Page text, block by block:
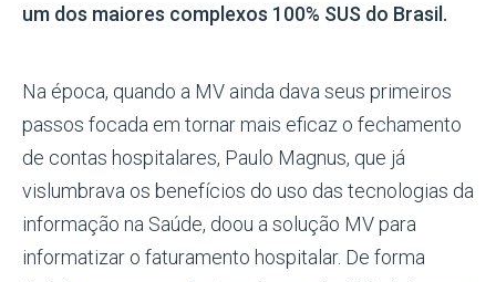
um dos maiores complexos 100% SUS do Brasil.
Na época, quando a MV ainda dava seus primeiros
passos focada em tornar mais eficaz o fechamento
de contas hospitalares, Paulo Magnus, que já
vislumbrava os benefícios do uso das tecnologias da
informação na Saúde, doou a solução MV para
informatizar o faturamento hospitalar. De forma